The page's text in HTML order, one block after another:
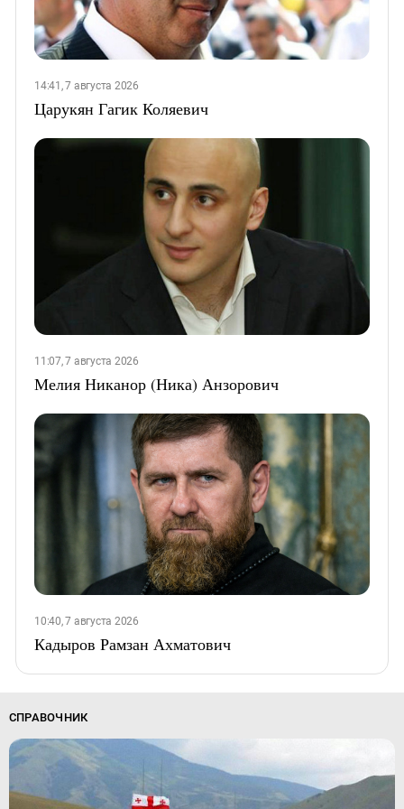
14:41, 7 августа 2026
Царукян Гагик Коляевич
11:07, 7 августа 2026
Мелия Никанор (Ника) Анзорович
10:40, 7 августа 2026
Кадыров Рамзан Ахматович
СПРАВОЧНИК